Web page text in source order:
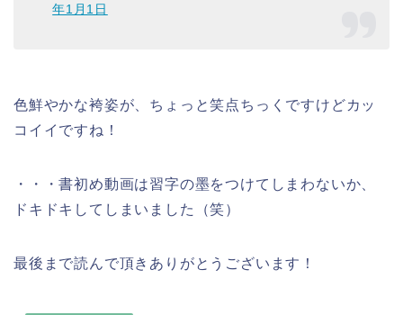
年1月1日
色鮮やかな袴姿が、ちょっと笑点ちっくですけどカッ
コイイですね！
・・・書初め動画は習字の墨をつけてしまわないか、
ドキドキしてしまいました（笑）
最後まで読んで頂きありがとうございます！